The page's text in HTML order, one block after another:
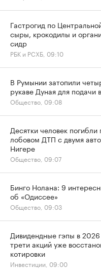
Гастрогид по
сыры, крокодилы и
сидр
РБК и РСХБ, 09:10
В Румынии затопили
рукаве Дуная для
Общество, 09:08
Десятки человек погибли
лобовом ДТП с двумя
Нигере
Общество, 09:07
Бинго Нолана: 9
об «Одиссее»
Общество, 09:03
Дивидендные гэпы в 2026
трети акций уже
котировки
Инвестиции, 09:00